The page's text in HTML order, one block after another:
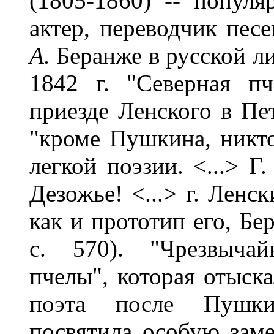
актер, переводчик
А. Беранже в русской
1842 г. "Северная
приезде Ленского в
"кроме Пушкина,
легкой поэзии. <...>
Дезожье! <...> г.
как и прототип его,
с. 570).
пчелы", которая
поэта после